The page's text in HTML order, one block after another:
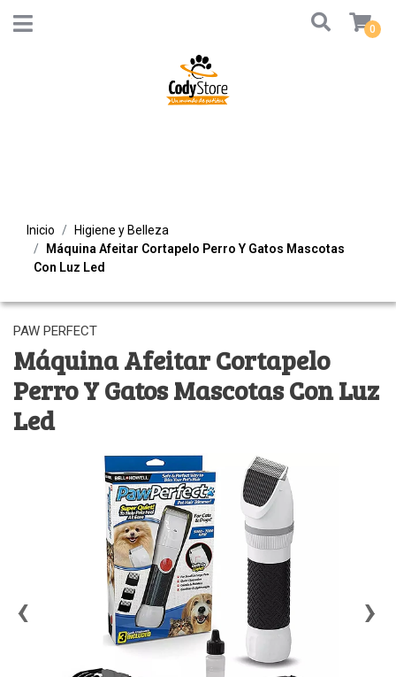
0
Inicio
Higiene y Belleza
Máquina Afeitar Cortapelo Perro Y Gatos Mascotas
Con Luz Led
PAW PERFECT
Máquina Afeitar Cortapelo
Perro Y Gatos Mascotas Con Luz
Led
‹ ›